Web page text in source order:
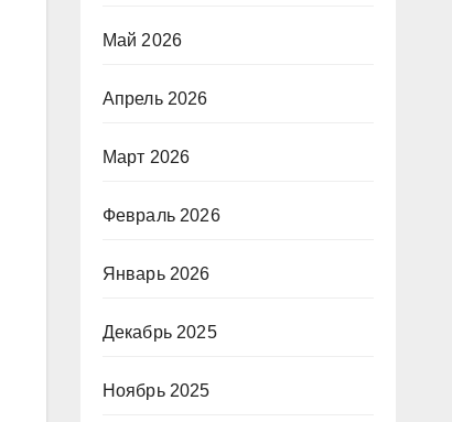
Май 2026
Апрель 2026
Март 2026
Февраль 2026
Январь 2026
Декабрь 2025
Ноябрь 2025